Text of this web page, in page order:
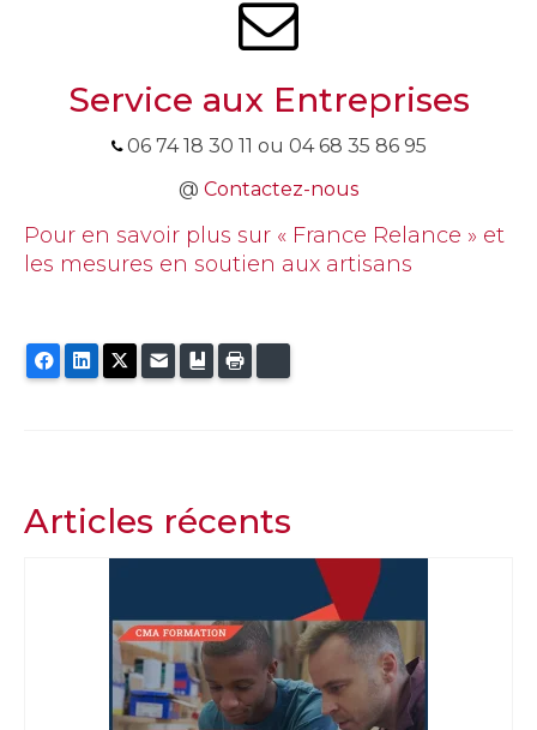
Service aux Entreprises
06 74 18 30 11 ou 04 68 35 86 95
@ Contactez-nous
Pour en savoir plus sur « France Relance » et
les mesures en soutien aux artisans
FacebookLinkedInTwitter
E-mail Ajouter aux favoris
Articles récents